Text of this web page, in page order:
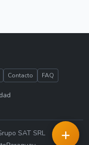
Contacto FAQ
SAT SRL